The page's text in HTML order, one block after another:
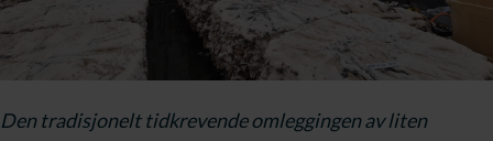
Den tradisjonelt tidkrevende omleggingen av liten